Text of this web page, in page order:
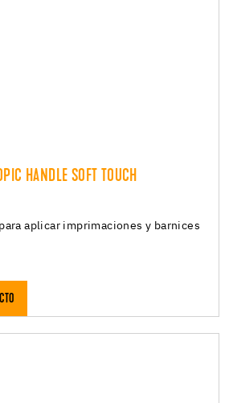
HANDLE SOFT TOUCH
aplicar imprimaciones y barnices